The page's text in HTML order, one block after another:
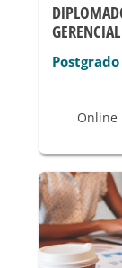
GERENCIAL
Postgrado
Online